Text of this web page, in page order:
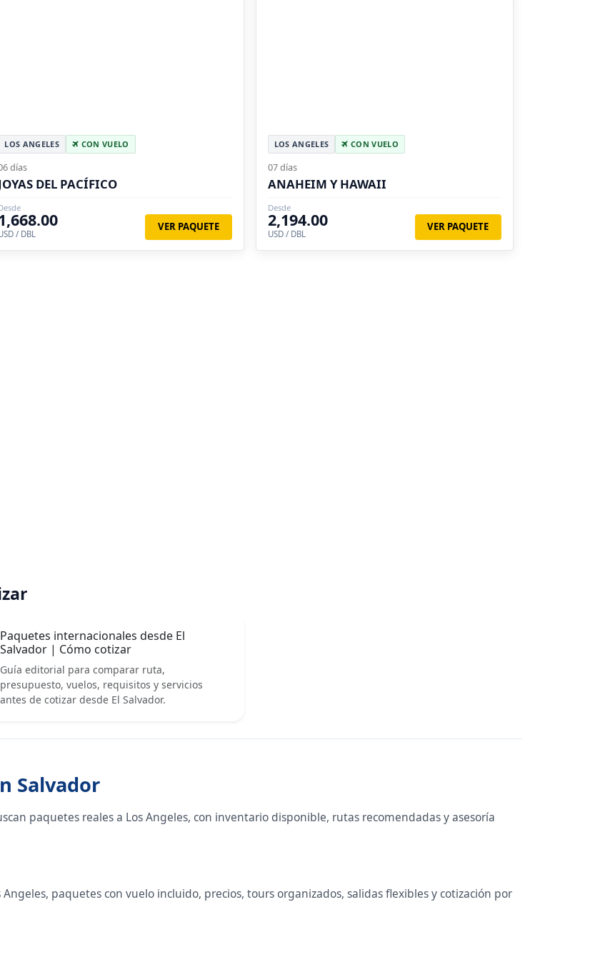
LOS ANGELES CON VUELO
días
DEL PACÍFICO
/ DBL
VER PAQUETE
LOS ANGELES CON VUELO
07 días
ANAHEIM Y HAWAII
Desde
2,194.00
USD / DBL
VER PAQUETE
Paquetes internacionales desde El
Salvador | Cómo cotizar
Guía editorial para comparar ruta,
presupuesto, vuelos, requisitos y servicios
antes de cotizar desde El Salvador.
Salvador
paquetes reales a Los Angeles, con inventario disponible, rutas recomendadas y asesoría
paquetes con vuelo incluido, precios, tours organizados, salidas flexibles y cotización por